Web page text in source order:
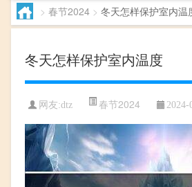
> 春节2024 > 冬天怎样保护室内温
冬天怎样保护室内温度
网友:dtz 春节2024 2024-